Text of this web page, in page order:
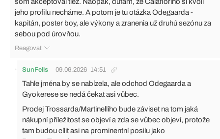
jeho profilu necháme. A potom je tu otázka Odegaarda -
kapitán, poster boy, ale výkony a zranenia už druhú sezónu za
sebou pod úrovňou.
Reagovat
SunFells 09.06.2026 14:51
Tahle jména by se nabízela, ale odchod Odegaarda a
Gyokerese se nedá čekat asi vůbec.
Prodej Trossarda/Martinelliho bude záviset na tom jaká
nákupní příležitost se objeví a zda se vůbec objeví, protože
tam budou cílit asi na prominentní posilu jako